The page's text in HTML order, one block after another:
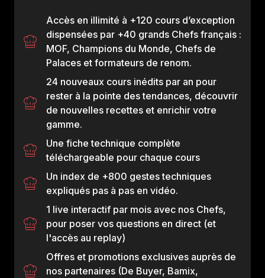
Accès en illimité à +120 cours d’exception
dispensées par +40 grands Chefs français :
MOF, Champions du Monde, Chefs de
Palaces et formateurs de renom.
24 nouveaux cours inédits par an pour
rester à la pointe des tendances, découvrir
de nouvelles recettes et enrichir votre
gamme.
Une fiche technique complète
téléchargeable pour chaque cours
Un index de +800 gestes techniques
expliqués pas à pas en vidéo.
1 live interactif par mois avec nos Chefs,
pour poser vos questions en direct (et
l'accès au replay)
Offres et promotions exclusives auprès de
nos partenaires (De Buyer, Bamix,